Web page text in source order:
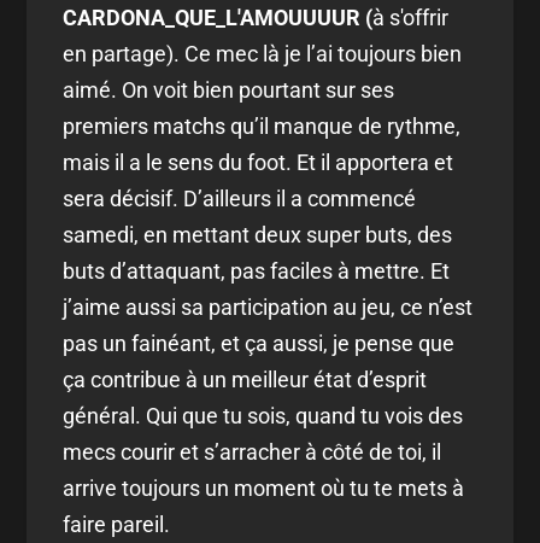
CARDONA_QUE_L'AMOUUUUR (à s'offrir
en partage). Ce mec là je l’ai toujours bien
aimé. On voit bien pourtant sur ses
premiers matchs qu’il manque de rythme,
mais il a le sens du foot. Et il apportera et
sera décisif. D’ailleurs il a commencé
samedi, en mettant deux super buts, des
buts d’attaquant, pas faciles à mettre. Et
j’aime aussi sa participation au jeu, ce n’est
pas un fainéant, et ça aussi, je pense que
ça contribue à un meilleur état d’esprit
général. Qui que tu sois, quand tu vois des
mecs courir et s’arracher à côté de toi, il
arrive toujours un moment où tu te mets à
faire pareil.